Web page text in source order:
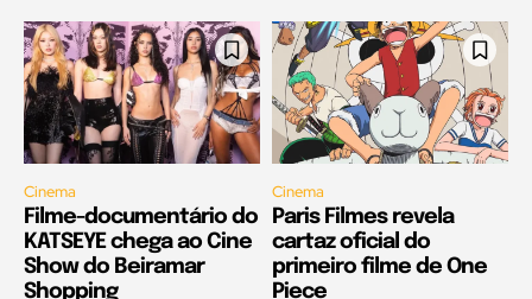
Cinema
Filme-documentário do
KATSEYE chega ao Cine
Show do Beiramar
Shopping
Cinema
Paris Filmes revela
cartaz oficial do
primeiro filme de One
Piece